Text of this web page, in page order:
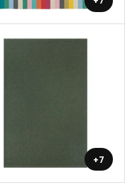
+7